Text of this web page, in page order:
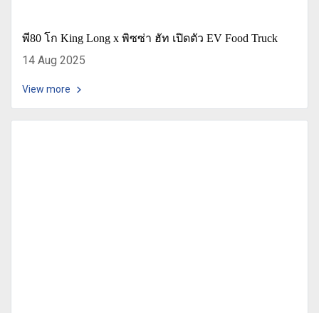
พี80 โก King Long x พิซซ่า ฮัท เปิดตัว EV Food Truck
14 Aug 2025
View more